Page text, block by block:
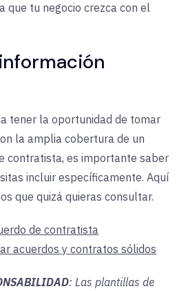
que tu negocio crezca con el
tener la oportunidad de tomar
la amplia cobertura de un
contratista, es importante saber
incluir específicamente. Aquí
que quizá quieras consultar.
de contratista
acuerdos y contratos sólidos
: Las plantillas de